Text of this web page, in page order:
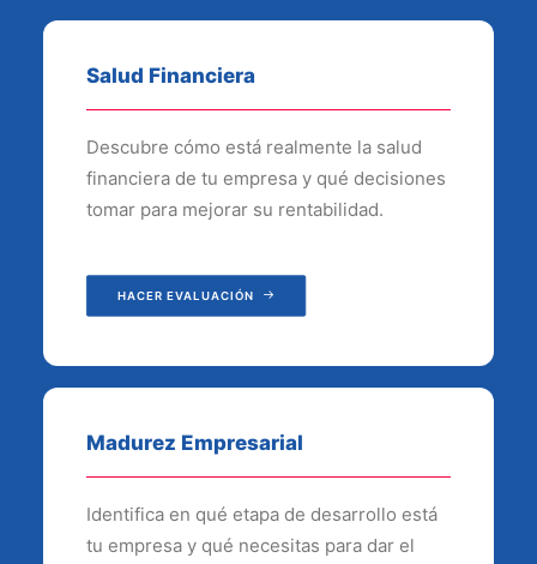
Salud Financiera
Descubre cómo está realmente la salud
financiera de tu empresa y qué decisiones
tomar para mejorar su rentabilidad.
HACER EVALUACIÓN
Madurez Empresarial
Identifica en qué etapa de desarrollo está
tu empresa y qué necesitas para dar el